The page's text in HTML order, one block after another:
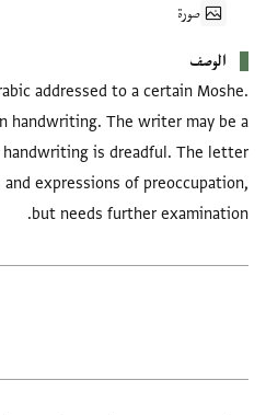
صورة
الوصف
addressed to a certain Moshe.
handwriting. The writer may be a
handwriting is dreadful. The letter
expressions of preoccupation,
but needs further examination.